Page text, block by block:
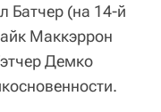
Батчер (на 14-й
Маккэррон
Демко